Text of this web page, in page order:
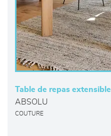
Table de repas extensible
ABSOLU
COUTURE